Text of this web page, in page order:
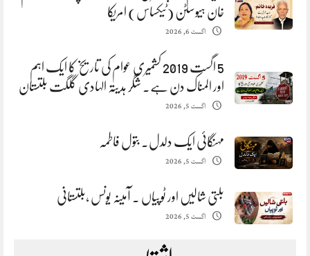
خان ہیوسٹن (ٹیکساس) امریکا
اگست 6, 2026
5 اگست 2019 کشمیری عوام کی تاریخ کا ایک اہم
اور المناک دن ہے. شگر ہدیتہ الہادی گلگت بلتستان
اگست 5, 2026
مہنگائی ایک دلدل. بتول فاطمہ
اگست 5, 2026
بلتی شالیں اور ٹوپیاں . آمینہ یونس ،بلتستانی
اگست 5, 2026